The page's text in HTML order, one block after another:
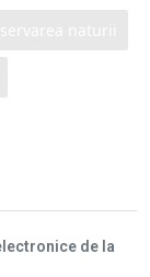
de la